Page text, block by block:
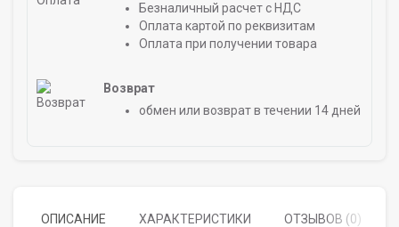
Безналичный расчет с НДС
Оплата картой по реквизитам
Оплата при получении товара
Возврат
обмен или возврат в течении 14 дней
ОПИСАНИЕ ХАРАКТЕРИСТИКИ ОТЗЫВОВ (0)